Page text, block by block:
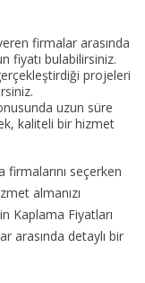
firmalar arasında
fiyatı bulabilirsiniz.
projeleri
uzun süre
kaliteli bir hizmet
seçerken
almanızı
Kaplama Fiyatları
arasında detaylı bir